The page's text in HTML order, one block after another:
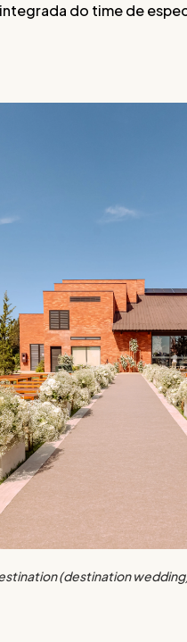
do time de
(destination